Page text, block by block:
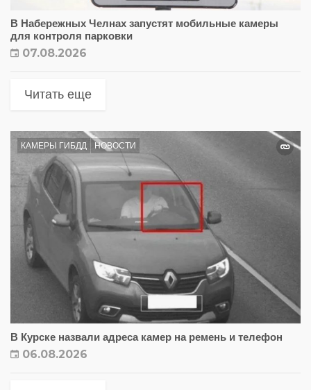
В Набережных Челнах запустят мобильные камеры
для контроля парковки
07.08.2026
Читать еще
КАМЕРЫ ГИБДД НОВОСТИ
В Курске назвали адреса камер на ремень и телефон
06.08.2026